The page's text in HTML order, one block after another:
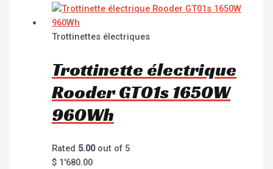
Trottinettes électriques
Trottinette électrique
Rooder GT01s 1650W
960Wh
Rated 5.00out of 5
$ 1'680.00